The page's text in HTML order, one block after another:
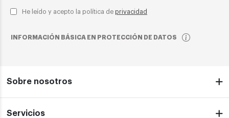
He leído y acepto la política de privacidad
INFORMACIÓN BÁSICA EN PROTECCIÓN DE DATOS
Sobre nosotros
Servicios